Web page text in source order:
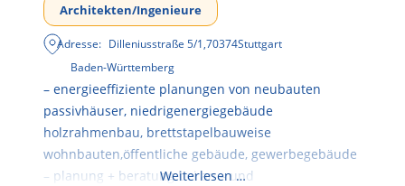
Architekten/Ingenieure
Adresse: Dilleniusstraße 5/1,70374Stuttgart
Baden-Württemberg
– energieeffiziente planungen von neubauten
passivhäuser, niedrigenergiegebäude
holzrahmenbau, brettstapelbauweise
wohnbauten,öffentliche gebäude, gewerbegebäude
– planung + beratung bei an – und
Weiterlesen …